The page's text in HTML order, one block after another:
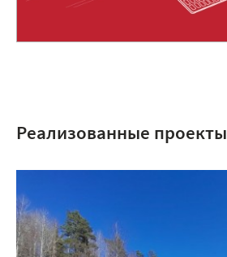
Реализованные проекты